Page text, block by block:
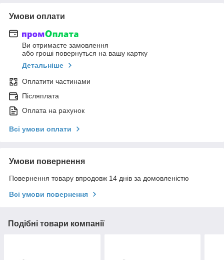
Умови оплати
Ви отримаєте замовлення
або гроші повернуться на вашу картку
Детальніше
Оплатити частинами
Післяплата
Оплата на рахунок
Всі умови оплати
Умови повернення
Повернення товару впродовж 14 днів за домовленістю
Всі умови повернення
Подібні товари компанії